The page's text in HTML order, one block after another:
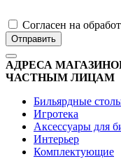
Cогласен на
Отправить
АДРЕСА
ЧАСТНЫМ ЛИЦАМ
Бильярдные
Игротека
Аксессуары для
Интерьер
Комплектующие